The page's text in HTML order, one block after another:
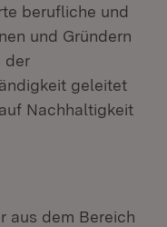
berufliche und
und Gründern
der
geleitet
Nachhaltigkeit
aus dem Bereich